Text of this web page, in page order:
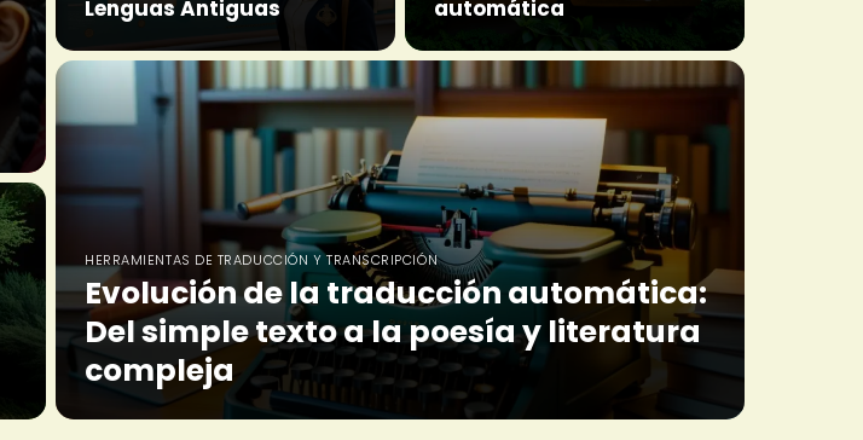
Lenguas Antiguas
automática
HERRAMIENTAS DE TRADUCCIÓN Y TRANSCRIPCIÓN
Evolución de la traducción automática:
Del simple texto a la poesía y literatura
compleja